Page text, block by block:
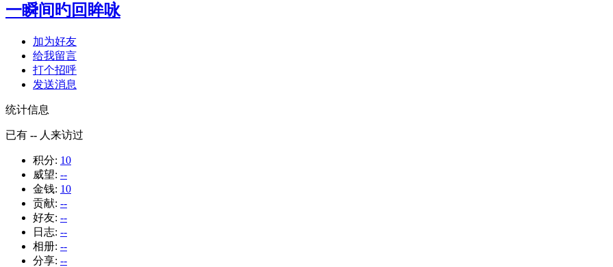
一瞬间旳回眸咏
加为好友
给我留言
打个招呼
发送消息
统计信息
已有 -- 人来访过
积分: 10
威望: --
金钱: 10
贡献: --
好友: --
日志: --
相册: --
分享: --